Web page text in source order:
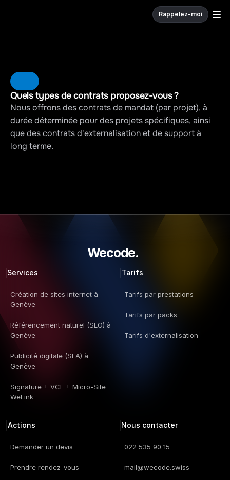
Rappelez-moi
Quels types de contrats proposez-vous ?
Nous offrons des contrats de mandat (par projet), à
durée déterminée pour des projets spécifiques, ainsi
que des contrats d'externalisation et de support à
long terme.
Wecode.
Services
Création de sites internet à
Genève
Référencement naturel (SEO) à
Genève
Publicité digitale (SEA) à
Genève
Signature + VCF + Micro-Site
WeLink
Tarifs
Tarifs par prestations
Tarifs par packs
Tarifs d'externalisation
Actions
Demander un devis
Prendre rendez-vous
Nous contacter
022 535 90 15
mail@wecode.swiss